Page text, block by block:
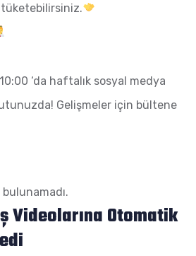
tüketebilirsiniz.
‘da haftalık sosyal medya
Gelişmeler için bültene
Videolarına Otomatik